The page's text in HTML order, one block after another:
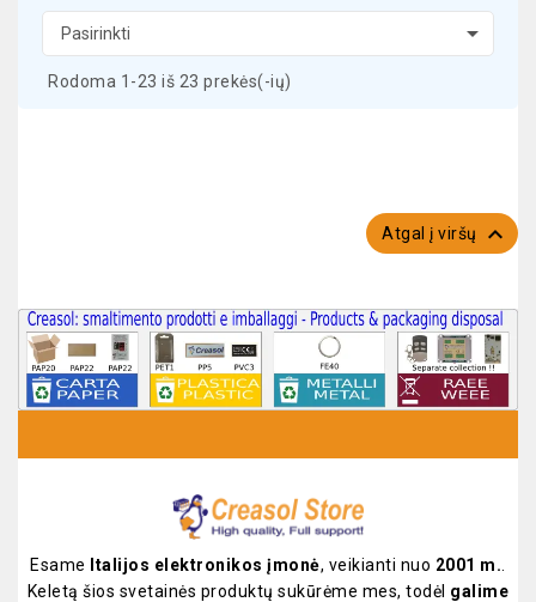
Pasirinkti 
Rodoma 1-23 iš 23 prekės(-ių)
Atgal į viršų 
Esame Italijos elektronikos įmonė, veikianti nuo 2001 m.
Keletą šios svetainės produktų sukūrėme mes, todėl galime